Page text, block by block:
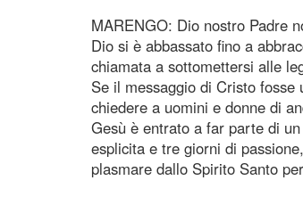
MARENGO: Dio nostro Padre
Dio si è abbassato fino a
chiamata a sottomettersi alle
Se il messaggio di Cristo
chiedere a uomini e donne di
Gesù è entrato a far parte di
esplicita e tre giorni di
plasmare dallo Spirito Santo